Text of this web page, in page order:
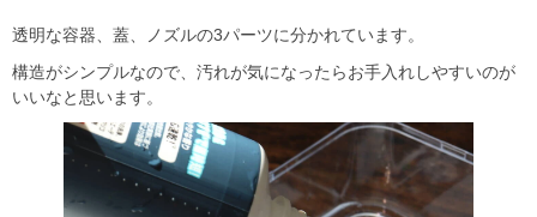
透明な容器、蓋、ノズルの3パーツに分かれています。
構造がシンプルなので、汚れが気になったらお手入れしやすいのが
いいなと思います。